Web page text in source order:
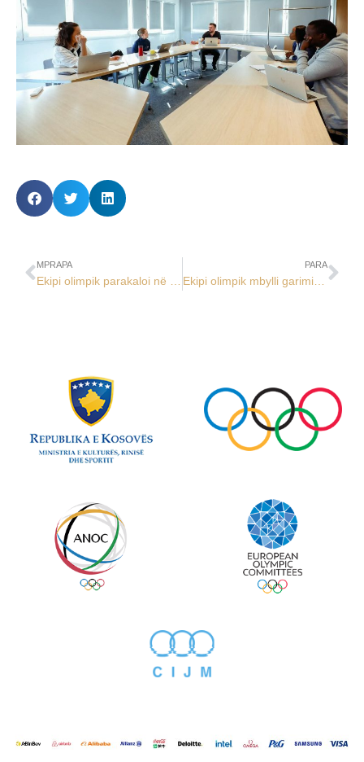
MPRAPA PARA
Ekipi olimpik mbylli garimin në EYOF Bakuriani 2025